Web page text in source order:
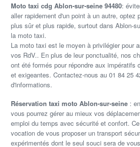
Moto taxi cdg Ablon-sur-seine 94480:
aller rapidement d'un point à un autre, optez
plus sûr et plus rapide, surtout dans Ablon-
la moto taxi.
La moto taxi est le moyen à privilégier pour
vos RdV.. En plus de leur ponctualité, nos
ont été formés pour répondre aux impératifs
et exigeantes. Contactez-nous au 01 84 25
d'informations.
Réservation taxi moto Ablon-sur-seine :
vous pourrez gérer au mieux vos
emploi du temps avec sécurité et confort.
vocation de vous proposer un transport
expérimentés dont le seul souci sera de